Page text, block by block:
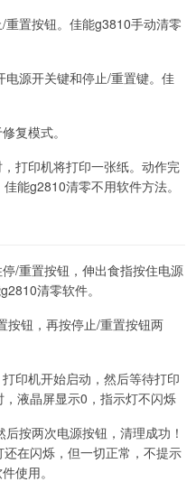
置按钮。佳能g3810手动清零
源开关键和停止/重置键。佳
复模式。
打印机将打印一张纸。动作完
能g2810清零不用软件方法。
/重置按钮，伸出食指按住电源
清零软件。
按钮，再按停止/重置按钮两
印机开始启动，然后等待打印
液晶屏显示0，指示灯不闪烁
按两次电源按钮，清理成功！
在闪烁，但一切正常，不提示
使用。